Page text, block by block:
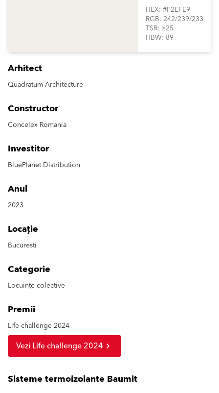
HEX: #F2EFE9
RGB: 242/239/233
TSR: ≥25
HBW: 89
Arhitect
Quadratum Architecture
Constructor
Concelex Romania
Investitor
BluePlanet Distribution
Anul
2023
Locație
Bucuresti
Categorie
Locuințe colective
Premii
Life challenge 2024
Vezi Life challenge 2024
Sisteme termoizolante Baumit